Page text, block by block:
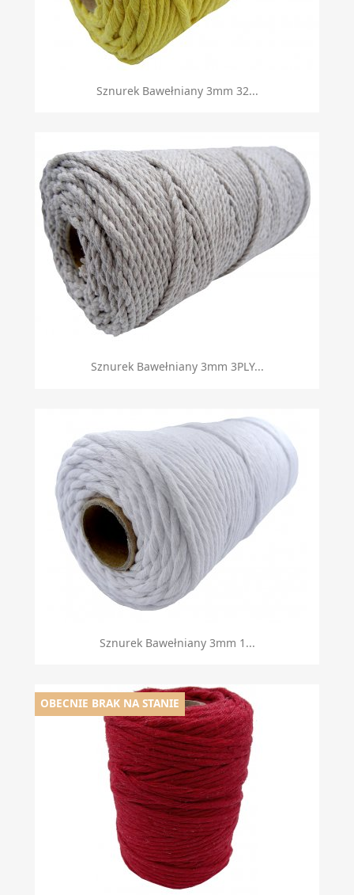
Sznurek Bawełniany 3mm 32...
Sznurek Bawełniany 3mm 3PLY...
Sznurek Bawełniany 3mm 1...
OBECNIE BRAK NA STANIE